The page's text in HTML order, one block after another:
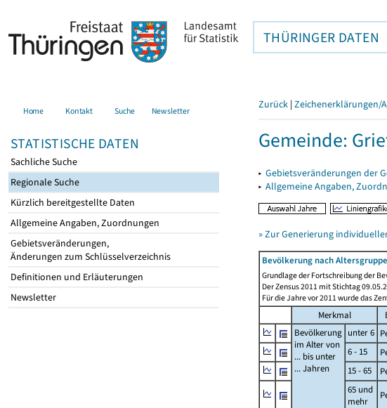
THÜRINGER DATEN
Home Kontakt Suche Newsletter
STATISTISCHE DATEN
Sachliche Suche
Regionale Suche
Kürzlich bereitgestellte Daten
Allgemeine Angaben, Zuordnungen
Gebietsveränderungen,
Änderungen zum Schlüsselverzeichnis
Definitionen und Erläuterungen
Newsletter
Zurück | Zeichenerklärungen/
Gemeinde:
▸ Gebietsveränderungen der
▸ Allgemeine Angaben,
» Zur Generierung
Bevölkerung nach
Grundlage der Fortschreibung der
Der Zensus 2011 mit Stichtag
Für die Jahre vor 2011 wurde das
Merkmal
Bevölkerung
im Alter von
... bis unter
... Jahren
unter 6
6 - 15
15 - 65
65 und
mehr